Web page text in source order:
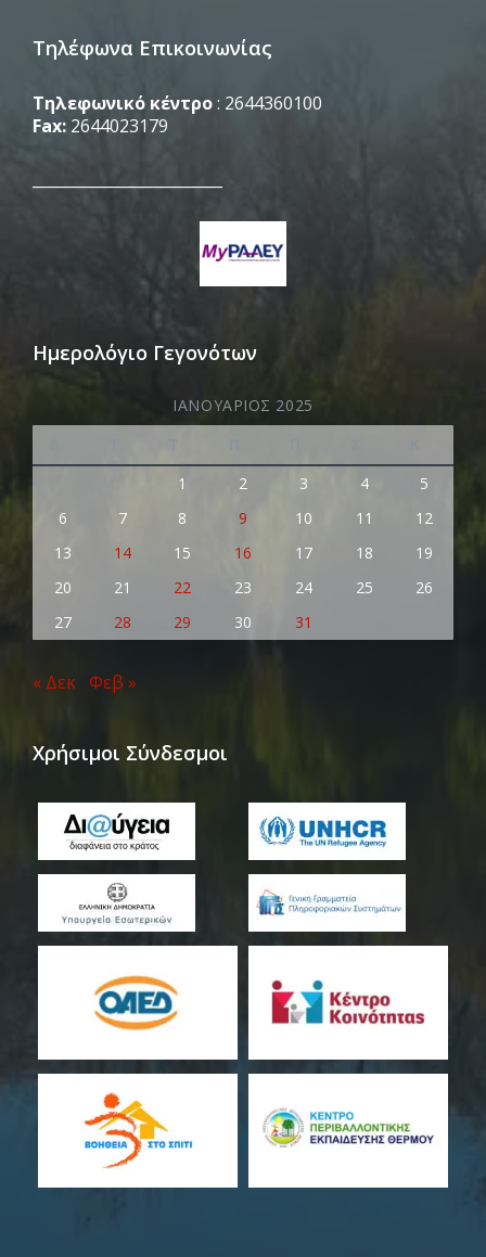
Τηλέφωνα Επικοινωνίας
Τηλεφωνικό κέντρο: 2644360100
Fax: 2644023179
Ημερολόγιο Γεγονότων
ΙΑΝΟΥΆΡΙΟΣ 2025
1
2 3 4
5
6
7 8 9 10 11
12
13
14 15 16 17 18
19
20
21 22 23 24 25
26
27
28 29 30 31
« Δεκ Φεβ »
Χρήσιμοι Σύνδεσμοι